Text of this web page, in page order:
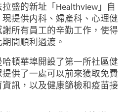
盛的新址「Healthview」自
提供内科、婦產科、心理健
所有員工的辛勤工作，使得
間順利過渡。
頓華埠開設了第一所社區健
供了一處可以前來獲取免費
訊，以及健康篩檢和疫苗接